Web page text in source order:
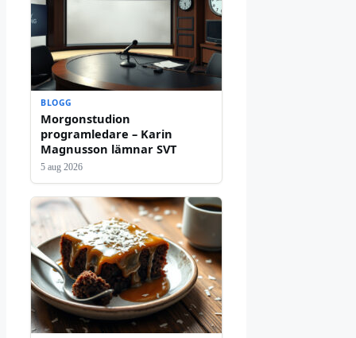
BLOGG
Morgonstudion
programledare – Karin
Magnusson lämnar SVT
5 aug 2026